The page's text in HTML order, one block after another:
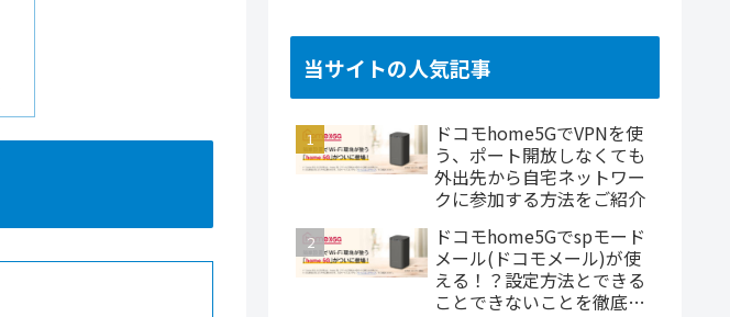
当サイトの人気記事
ドコモhome5GでVPNを使
う、ポート開放しなくても
外出先から自宅ネットワー
クに参加する方法をご紹介
ドコモhome5Gでspモード
メール(ドコモメール)が使
える！？設定方法とできる
ことできないことを徹底説